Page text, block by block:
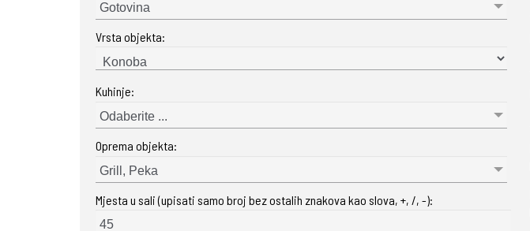
Gotovina
Vrsta objekta:
Kuhinje:
Odaberite ...
Oprema objekta:
Grill, Peka
Mjesta u sali (upisati samo broj bez ostalih znakova kao slova, +, /, -):